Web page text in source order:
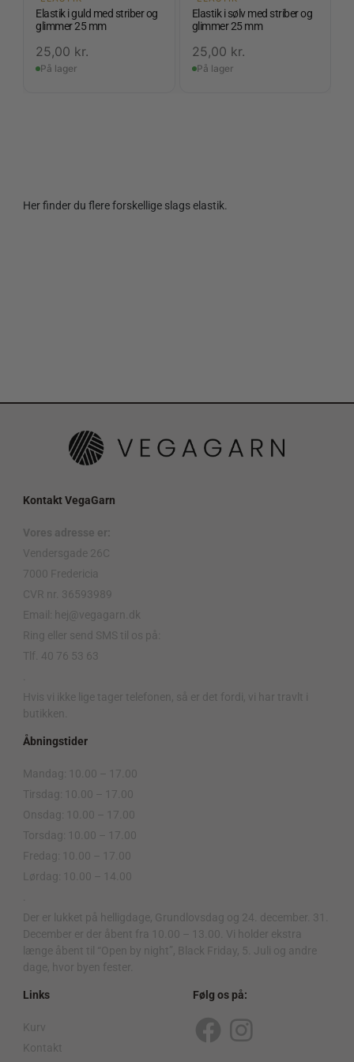
Elastik i guld med striber og
glimmer 25 mm
25,00 kr.
På lager
Elastik i sølv med striber og
glimmer 25 mm
25,00 kr.
På lager
Her finder du flere forskellige slags elastik.
Kontakt VegaGarn
Vores adresse er:
Vendersgade 26C
7000 Fredericia
CVR nr. 36593989
Email: hej@vegagarn.dk
Ring eller send SMS til os på:
Tlf. 40 76 53 63
Hvis vi ikke lige tager telefonen, så er det fordi, vi har travlt i
butikken.
Åbningstider
Mandag: 10.00 – 17.00
Tirsdag: 10.00 – 17.00
Onsdag: 10.00 – 17.00
Torsdag: 10.00 – 17.00
Fredag: 10.00 – 17.00
Lørdag: 10.00 – 14.00
Der er lukket på helligdage, Grundlovsdag og 24. december. 31.
December er der åbent fra 10.00 – 13.00. Vi holder ekstra
længe åbent til “Open by night”, Black Friday, 5. Juli og andre
dage, hvor byen fester.
Links
Kurv
Kontakt
Følg os på:
F
I